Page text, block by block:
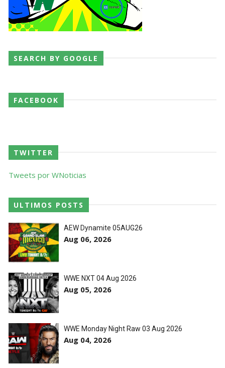
SEARCH BY GOOGLE
FACEBOOK
TWITTER
Tweets por WNoticias
ULTIMOS POSTS
AEW Dynamite 05AUG26
Aug 06, 2026
WWE NXT 04 Aug 2026
Aug 05, 2026
WWE Monday Night Raw 03 Aug 2026
Aug 04, 2026